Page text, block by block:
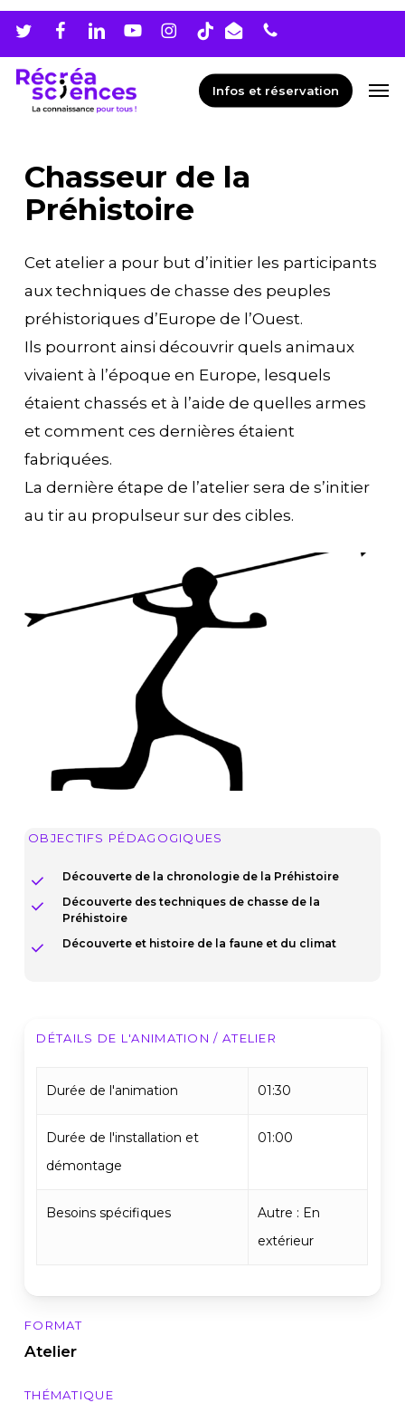
Skip
main
content
Infos et réservation
Chasseur de la
Préhistoire
Cet atelier a pour but d’initier les participants
aux techniques de chasse des peuples
préhistoriques d’Europe de l’Ouest.
Ils pourront ainsi découvrir quels animaux
vivaient à l’époque en Europe, lesquels
étaient chassés et à l’aide de quelles armes
et comment ces dernières étaient
fabriquées.
La dernière étape de l’atelier sera de s’initier
au tir au propulseur sur des cibles.
OBJECTIFS PÉDAGOGIQUES
Découverte de la chronologie de la Préhistoire
Découverte des techniques de chasse de la
Préhistoire
Découverte et histoire de la faune et du climat
DÉTAILS DE L'ANIMATION / ATELIER
Durée de l'animation 01:30
Durée de l'installation et
démontage
01:00
Besoins spécifiques
Autre : En
extérieur
FORMAT
Atelier
THÉMATIQUE
Menu